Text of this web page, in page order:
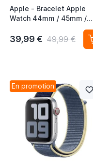
Apple - Bracelet Apple
Watch 44mm / 45mm /
46mm / 49mm- Boucle
sport respirante - Pride
39,99 € 49,99 €
En promotion